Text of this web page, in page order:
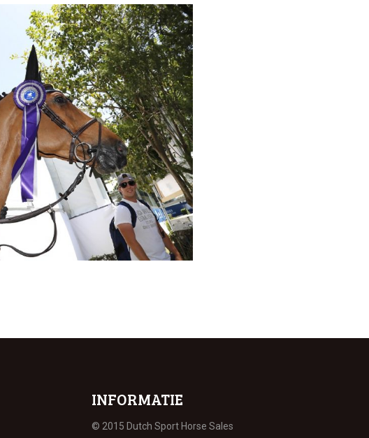
INFORMATIE
© 2015 Dutch Sport Horse Sales